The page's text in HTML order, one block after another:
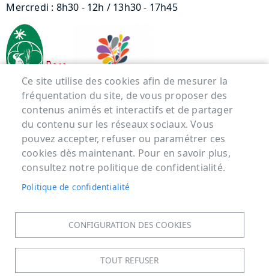
Mercredi : 8h30 - 12h / 13h30 - 17h45
Menu Pied de page
ACCUEIL
MENTIONS LÉGALES
DONNÉES PERSONNELLES
COOKIES
PLAN DU SITE
Ce site utilise des cookies afin de mesurer la
fréquentation du site, de vous proposer des
contenus animés et interactifs et de partager
du contenu sur les réseaux sociaux. Vous
pouvez accepter, refuser ou paramétrer ces
cookies dès maintenant. Pour en savoir plus,
consultez notre politique de confidentialité.
Politique de confidentialité
CONFIGURATION DES COOKIES
TOUT REFUSER